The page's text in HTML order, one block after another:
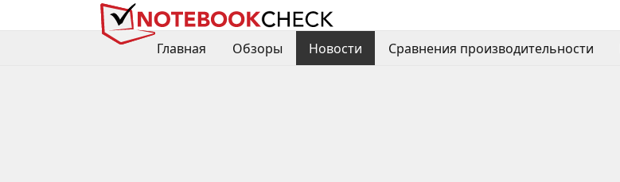
Главная
Обзоры Новости Сравнения производительности